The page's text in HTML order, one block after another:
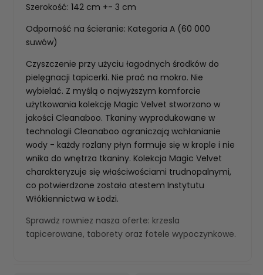
Szerokość: 142 cm +- 3 cm
Odporność na ścieranie: Kategoria A (60 000
suwów)
Czyszczenie przy użyciu łagodnych środków do
pielęgnacji tapicerki. Nie prać na mokro. Nie
wybielać. Z myślą o najwyższym komforcie
użytkowania kolekcję Magic Velvet stworzono w
jakości Cleanaboo. Tkaniny wyprodukowane w
technologii Cleanaboo ograniczają wchłanianie
wody - każdy rozlany płyn formuje się w krople i nie
wnika do wnętrza tkaniny. Kolekcja Magic Velvet
charakteryzuje się właściwościami trudnopalnymi,
co potwierdzone zostało atestem Instytutu
Włókiennictwa w Łodzi.
Sprawdz rowniez nasza oferte: krzesla
tapicerowane, taborety oraz fotele wypoczynkowe.